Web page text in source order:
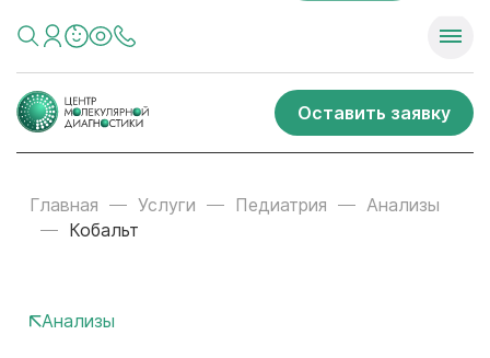
Оставить заявку
Главная Услуги Педиатрия
Анализы
Кобальт
Анализы